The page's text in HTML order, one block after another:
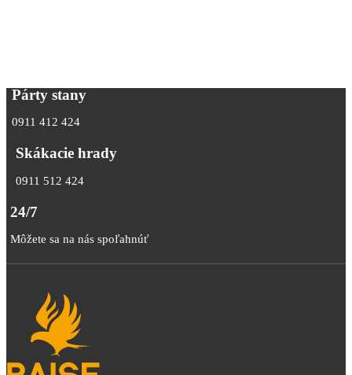
Párty stany
0911 412 424
Skákacie hrady
0911 512 424
24/7
Môžete sa na nás spoľahnúť